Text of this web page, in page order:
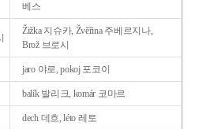
베스
Žižka 지슈카, Žvěřina 주베르지나,
Brož 브로시
jaro 야로, pokoj 포코이
balík 발리크, komár 코마르
dech 데흐, léto 레토